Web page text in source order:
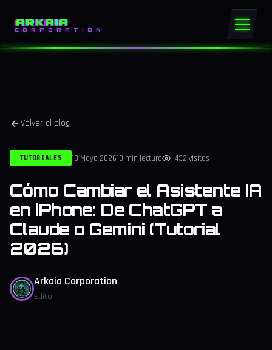
ARKAIA
CORPORATION
Volver al blog
TUTORIALES 18 Mayo 202610 min lectura 432 visitas
Cómo Cambiar el Asistente IA
en iPhone: De ChatGPT a
Claude o Gemini (Tutorial
2026)
Arkaia Corporation
Editor